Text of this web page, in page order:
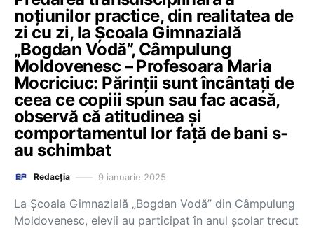
noțiunilor practice, din realitatea de
zi cu zi, la Școala Gimnazială
„Bogdan Vodă”, Câmpulung
Moldovenesc – Profesoara Maria
Mocriciuc: Părinții sunt încântați de
ceea ce copiii spun sau fac acasă,
observă că atitudinea și
comportamentul lor față de bani s-
au schimbat
Redacția 9 ianuarie 2025
La Școala Gimnazială „Bogdan Vodă” din Câmpulung
Moldovenesc, elevii au participat în anul școlar trecut